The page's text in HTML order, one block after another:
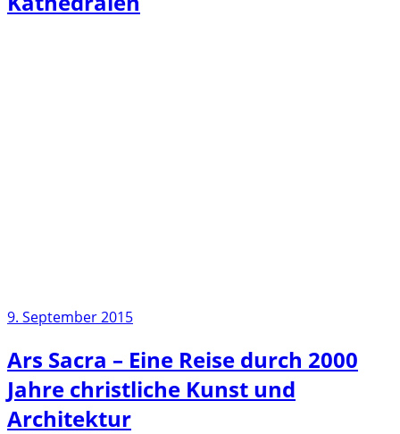
9. September 2015
Ars Sacra – Eine Reise durch 2000
Jahre christliche Kunst und
Architektur